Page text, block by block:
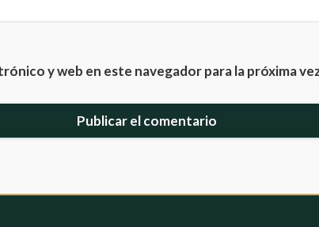
y web en este navegador para la próxima